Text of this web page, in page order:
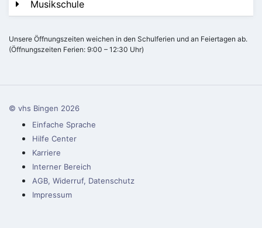
Musikschule
Unsere Öffnungszeiten weichen in den Schulferien und an Feiertagen ab.
(Öffnungszeiten Ferien: 9:00 – 12:30 Uhr)
© vhs Bingen 2026
Einfache Sprache
Hilfe Center
Karriere
Interner Bereich
AGB, Widerruf, Datenschutz
Impressum